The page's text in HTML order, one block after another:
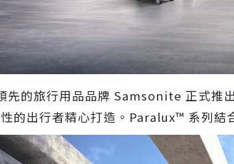
的旅行用品品牌 Samsonite 正式推
的出行者精心打造。Paralux™ 系列結